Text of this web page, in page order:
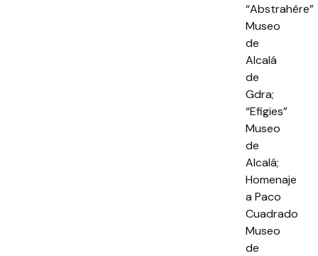
“Abstrahêre”
Museo
de
Alcalá
de
Gdra;
“Efigies”
Museo
de
Alcalá;
Homenaje
a Paco
Cuadrado
Museo
de